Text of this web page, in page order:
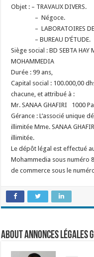
Objet : – TRAVAUX DIVERS.
– Négoce.
– LABORATOIRES DES
– BUREAU D’ÉTUDE.
Siège social : BD SEBTA HAY
MOHAMMEDIA
Durée : 99 ans,
Capital social : 100.000,00
chacune, et attribué à :
Mr. SANAA GHAFIRI 1000
Gérance : L’associé unique
illimitée Mme. SANAA
illimitée.
Le dépôt légal est effectué
Mohammedia sous numéro
de commerce sous le
About Annonces légales